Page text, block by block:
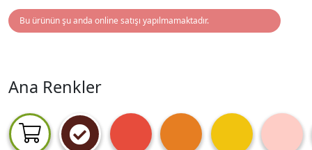
Bu ürünün şu anda online satışı yapılmamaktadır.
Ana Renkler